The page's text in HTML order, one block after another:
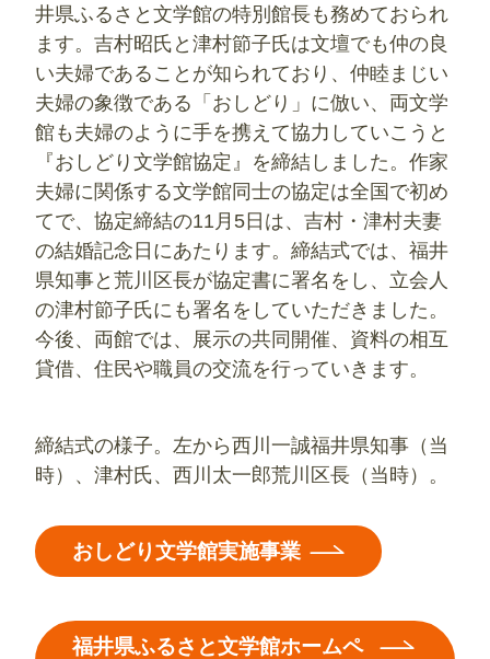
井県ふるさと文学館の特別館長も務めておられ
ます。吉村昭氏と津村節子氏は文壇でも仲の良
い夫婦であることが知られており、仲睦まじい
夫婦の象徴である「おしどり」に倣い、両文学
館も夫婦のように手を携えて協力していこうと
『おしどり文学館協定』を締結しました。作家
夫婦に関係する文学館同士の協定は全国で初め
てで、協定締結の11月5日は、吉村・津村夫妻
の結婚記念日にあたります。締結式では、福井
県知事と荒川区長が協定書に署名をし、立会人
の津村節子氏にも署名をしていただきました。
今後、両館では、展示の共同開催、資料の相互
貸借、住民や職員の交流を行っていきます。
締結式の様子。左から西川一誠福井県知事（当
時）、津村氏、西川太一郎荒川区長（当時）。
おしどり文学館実施事業
福井県ふるさと文学館ホームペ